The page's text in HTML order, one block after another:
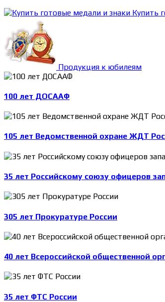
Купить
Продукция к юбилеям
100 лет ДОСААФ
105 лет Ведомственной охране ЖДТ
35 лет Российскому союзу офицеров
305 лет Прокуратуре России
40 лет Всероссийской общественной
35 лет ФТС России